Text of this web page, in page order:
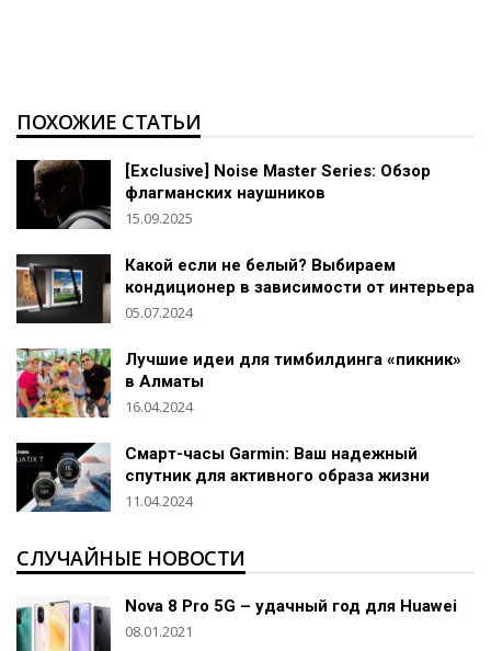
ПОХОЖИЕ СТАТЬИ
[Exclusive] Noise Master Series: Обзор
флагманских наушников
15.09.2025
Какой если не белый? Выбираем
кондиционер в зависимости от интерьера
05.07.2024
Лучшие идеи для тимбилдинга «пикник»
в Алматы
16.04.2024
Смарт-часы Garmin: Ваш надежный
спутник для активного образа жизни
11.04.2024
СЛУЧАЙНЫЕ НОВОСТИ
Nova 8 Pro 5G – удачный год для Huawei
08.01.2021